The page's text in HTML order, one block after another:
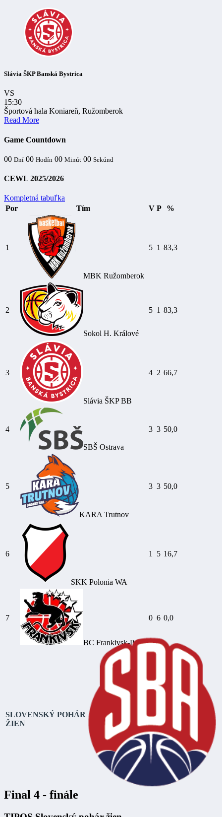
Slávia ŠKP Banská Bystrica
VS
15:30
Športová hala Koniareň, Ružomberok
Read More
Game Countdown
00 Dní 00 Hodín 00 Minút 00 Sekúnd
CEWL 2025/2026
Kompletná tabuľka
Por
Tím V P %
1
MBK Ružomberok
5 1 83,3
2
Sokol H. Králové
5 1 83,3
3
Slávia ŠKP BB
4 2 66,7
4
SBŠ Ostrava
3 3 50,0
5
KARA Trutnov
3 3 50,0
6
SKK Polonia WA
1 5 16,7
7
BC Frankivsk-Pryk.
0 6 0,0
SLOVENSKÝ POHÁR
ŽIEN
Final 4 - finále